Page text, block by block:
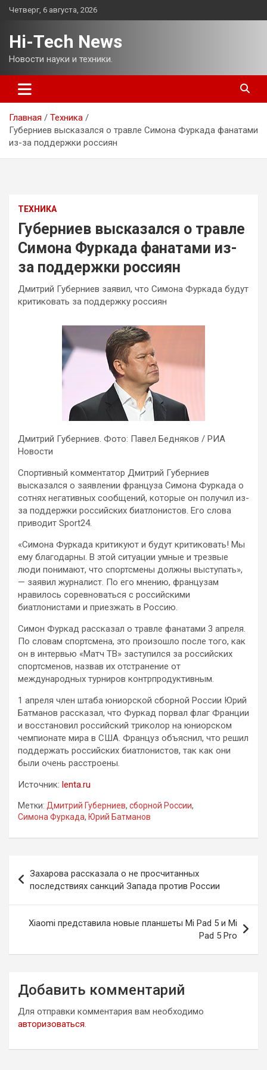
Перейти
Четверг, 6 августа, 2026
Hi-Tech News
Новости науки и техники.
Главная
Техника
Губерниев высказался о травле Симона Фуркада фанатами
из-за поддержки россиян
ТЕХНИКА
Губерниев высказался о травле
Симона Фуркада фанатами из-
за поддержки россиян
Дмитрий Губерниев заявил, что Симона Фуркада будут
критиковать за поддержку россиян
Дмитрий Губерниев. Фото: Павел Бедняков / РИА
Новости
Спортивный комментатор Дмитрий Губерниев
высказался о заявлении француза Симона Фуркада о
сотнях негативных сообщений, которые он получил из-
за поддержки российских биатлонистов. Его слова
приводит Sport24.
«Симона Фуркада критикуют и будут критиковать! Мы
ему благодарны. В этой ситуации умные и трезвые
люди понимают, что спортсмены должны выступать»,
— заявил журналист. По его мнению, французам
нравилось соревноваться с российскими
биатлонистами и приезжать в Россию.
Симон Фуркад рассказал о травле фанатами 3 апреля.
По словам спортсмена, это произошло после того, как
он в интервью «Матч ТВ» заступился за российских
спортсменов, назвав их отстранение от
международных турниров контрпродуктивным.
1 апреля член штаба юниорской сборной России Юрий
Батманов рассказал, что Фуркад порвал флаг Франции
и восстановил российский триколор на юниорском
чемпионате мира в США. Француз объяснил, что решил
поддержать российских биатлонистов, так как они
были очень расстроены.
Источник: lenta.ru
Метки: Дмитрий Губерниев, сборной России,
Симона Фуркада, Юрий Батманов
по
записям
Захарова рассказала о не просчитанных
последствиях санкций Запада против России
Xiaomi представила новые планшеты Mi Pad 5 и Mi
Pad 5 Pro
Добавить комментарий
Для отправки комментария вам необходимо
авторизоваться